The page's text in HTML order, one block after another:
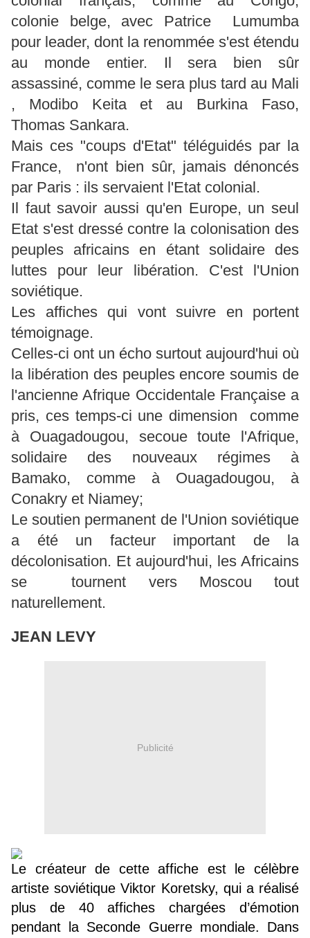
colonie belge, avec Patrice Lumumba
pour leader, dont la renommée s'est étendu
au monde entier. Il sera bien sûr
assassiné, comme le sera plus tard au Mali
, Modibo Keita et au Burkina Faso,
Thomas Sankara.
Mais ces "coups d'Etat" téléguidés par la
France, n'ont bien sûr, jamais dénoncés
par Paris : ils servaient l'Etat colonial.
Il faut savoir aussi qu'en Europe, un seul
Etat s'est dressé contre la colonisation des
peuples africains en étant solidaire des
luttes pour leur libération. C'est l'Union
soviétique.
Les affiches qui vont suivre en portent
témoignage.
Celles-ci ont un écho surtout aujourd'hui où
la libération des peuples encore soumis de
l'ancienne Afrique Occidentale Française a
pris, ces temps-ci une dimension comme
à Ouagadougou, secoue toute l'Afrique,
solidaire des nouveaux régimes à
Bamako, comme à Ouagadougou, à
Conakry et Niamey;
Le soutien permanent de l'Union soviétique
a été un facteur important de la
décolonisation. Et aujourd'hui, les Africains
se tournent vers Moscou tout
naturellement.
JEAN LEVY
Publicité
Le créateur de cette affiche est le célèbre
artiste soviétique Viktor Koretsky, qui a réalisé
plus de 40 affiches chargées d’émotion
pendant la Seconde Guerre mondiale. Dans